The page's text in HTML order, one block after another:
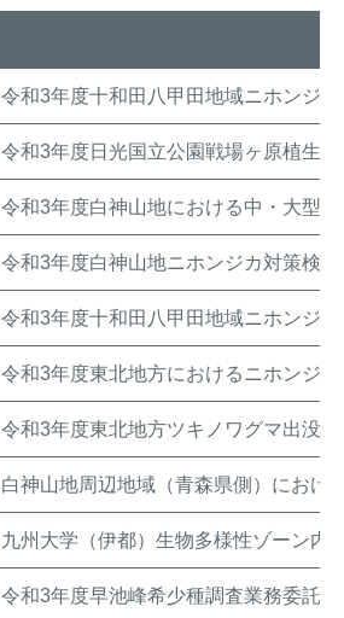
令和3年度十和田八甲田地域ニホンジ
令和3年度日光国立公園戦場ヶ原植生
令和3年度白神山地における中・大型
令和3年度白神山地ニホンジカ対策検
令和3年度十和田八甲田地域ニホンジ
令和3年度東北地方におけるニホンジ
令和3年度東北地方ツキノワグマ出没
白神山地周辺地域（青森県側）におけ
九州大学（伊都）生物多様性ゾーン内
令和3年度早池峰希少種調査業務委託